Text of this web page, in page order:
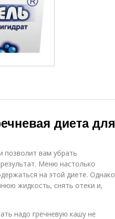
диета для
позволит вам убрать
Меню настолько
на этой диете. Однако
жидкость, снять отеки и,
надо гречневую кашу не